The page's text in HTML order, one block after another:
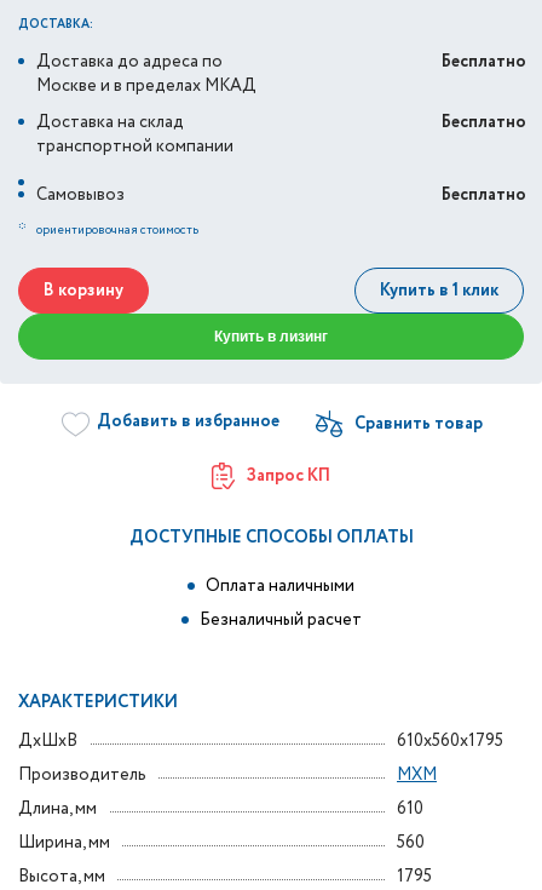
ДОСТАВКА:
Доставка до адреса по
Москве и в пределах МКАД
Бесплатно
Доставка на склад
транспортной компании
Бесплатно
Самовывоз
Бесплатно
* ориентировочная стоимость
В корзину Купить в 1 клик
Купить в лизинг
Добавить в избранное
Запрос КП
ДОСТУПНЫЕ СПОСОБЫ ОПЛАТЫ
Оплата наличными
Безналичный расчет
ХАРАКТЕРИСТИКИ
ДxШxВ
610x560x1795
Производитель
МХМ
Длина, мм
610
Ширина, мм
560
Высота, мм
1795